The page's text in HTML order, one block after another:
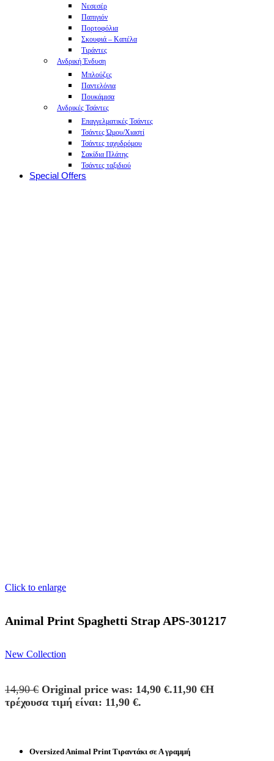
Νεσεσέρ
Παπιγιόν
Πορτοφόλια
Σκουφιά – Καπέλα
Τιράντες
Ανδρική Ένδυση
Μπλούζες
Παντελόνια
Πουκάμισα
Ανδρικές Τσάντες
Επαγγελματικές Τσάντες
Τσάντες Ώμου/Χιαστί
Τσάντες ταχυδρόμου
Σακίδια Πλάτης
Τσάντες ταξιδιού
Special Offers
Click to enlarge
Animal Print Spaghetti Strap APS-301217
New Collection
14,90€ Original price was: 14,90 €.11,90 €Η
τρέχουσα τιμή είναι: 11,90 €.
Oversized Animal Print Τιραντάκι σε Α γραμμή